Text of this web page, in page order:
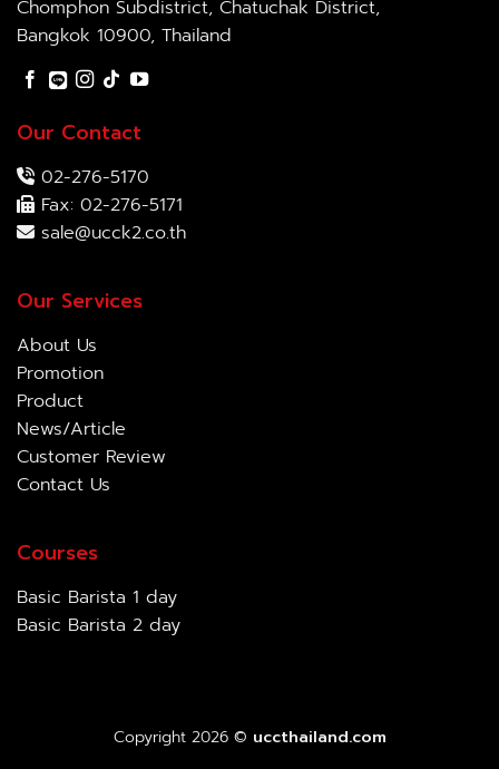
Chomphon Subdistrict, Chatuchak District,
Bangkok 10900, Thailand
Our Contact
02-276-5170
Fax: 02-276-5171
sale@ucck2.co.th
Our Services
About Us
Promotion
Product
News/Article
Customer Review
Contact Us
Courses
Basic Barista 1 day
Basic Barista 2 day
Copyright 2026 © uccthailand.com